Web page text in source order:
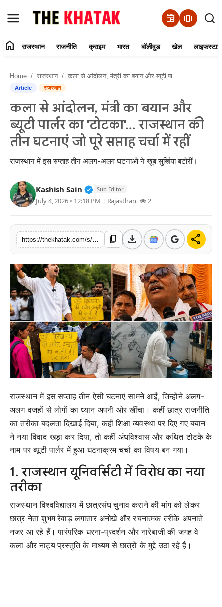
newspaper amp_stories
Contact Us
राजस्थान
राजनीति
क्राइम
भारत
बॉलीवुड
खेल
अंतर्राष्ट्रीय
home राजस्थान राजनीति क्राइम भारत बॉलीवुड खेल
Home राजस्थान कला से आंदोलन, मंत्री का बयान और ब्यूटी पार्लर का 'टोटका'... राजस्थान की तीन घटनाएं जो पूरे सप्ताह चर्चा में रहीं
Article राजस्थान
कला से आंदोलन, मंत्री का बयान और
ब्यूटी पार्लर का 'टोटका'... राजस्थान की
तीन घटनाएं जो पूरे सप्ताह चर्चा में रहीं
राजस्थान में इस सप्ताह तीन अलग-अलग घटनाओं ने खूब सुर्खियां बटोरीं।
Kashish Sain Verified Public Figure • 11 Jun,
Sub Editor
July 4, 2026 • 12:18 PM | Rajasthan 2
content_copy download share
राजस्थान में इस सप्ताह तीन ऐसी घटनाएं सामने आईं, जिन्होंने अलग-
अलग वजहों से लोगों का ध्यान अपनी ओर खींचा। कहीं छात्र राजनीति
का तरीका बदलता दिखाई दिया, कहीं शिक्षा व्यवस्था पर दिए गए बयान
ने नया विवाद खड़ा कर दिया, तो कहीं अंधविश्वास और कथित टोटके के
नाम पर ब्यूटी पार्लर में हुआ घटनाक्रम चर्चा का विषय बन गया।
1. राजस्थान यूनिवर्सिटी में विरोध का नया
तरीका
राजस्थान विश्वविद्यालय में छात्रसंघ चुनाव कराने की मांग को लेकर
छात्र नेता शुभम रेवाड़ लगातार अनोखे और रचनात्मक तरीके अपनाते
नजर आ रहे हैं। पारंपरिक धरना-प्रदर्शन और नारेबाजी की जगह वे
कला और नाट्य प्रस्तुति के माध्यम से छात्रों के मुद्दे उठा रहे हैं।